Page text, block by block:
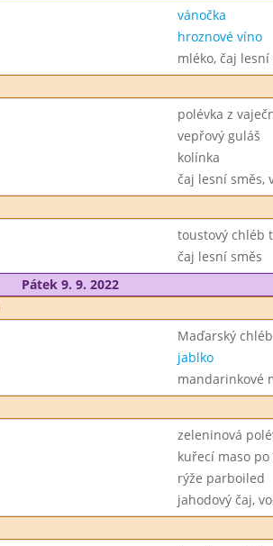
vánočka
hroznové víno
mléko, čaj lesní
polévka z
vepřový guláš
kolínka
čaj lesní směs,
toustový chléb
čaj lesní směs
Pátek 9. 9. 2022
Maďarský
jablko
mandarinkové
zeleninová
kuřecí maso po
rýže parboiled
jahodový čaj,